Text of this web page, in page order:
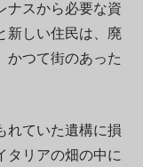
ナスから必要な資
新しい住民は、廃
かつて街のあった
れていた遺構に損
タリアの畑の中に